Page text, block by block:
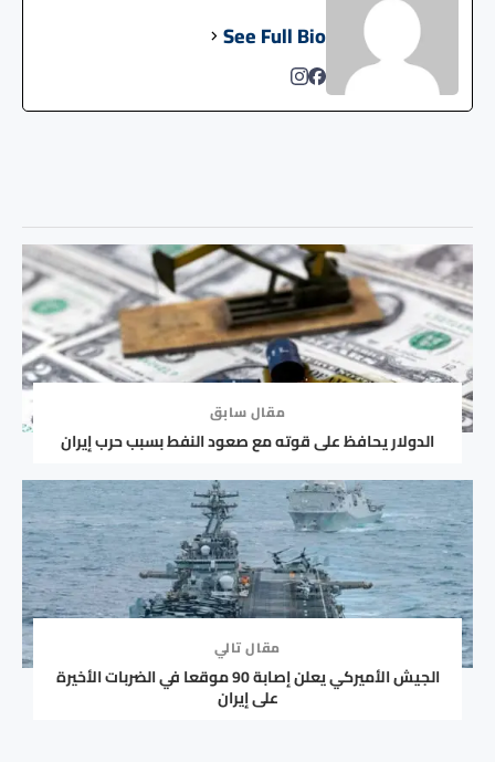
See Full Bio
مقال سابق
الدولار يحافظ على قوته مع صعود النفط بسبب حرب إيران
مقال تالي
الجيش الأميركي يعلن إصابة 90 موقعا في الضربات الأخيرة
على إيران